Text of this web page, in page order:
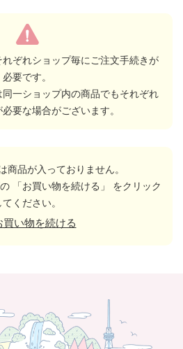
ぞれショップ毎にご注文手続きが
必要です。
一ショップ内の商品でもそれぞれ
要な場合がございます。
商品が入っておりません。
「お買い物を続ける」 をクリック
てください。
買い物を続ける